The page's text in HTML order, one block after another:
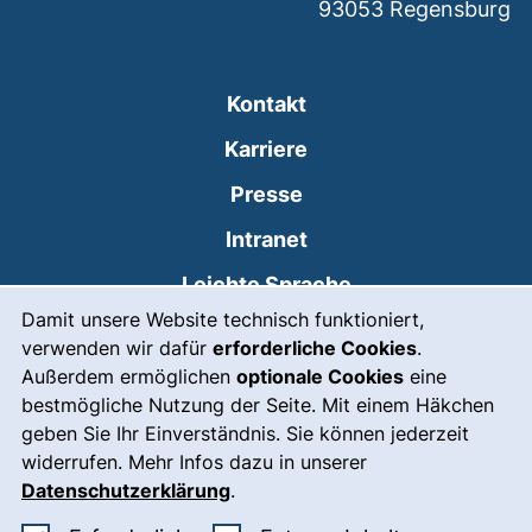
Damit unsere Website technisch funktioniert,
verwenden wir dafür erforderliche Cookies.
Außerdem ermöglichen optionale Cookies eine
bestmögliche Nutzung der Seite. Mit einem Häkchen
geben Sie Ihr Einverständnis. Sie können jederzeit
widerrufen. Mehr Infos dazu in unserer
Datenschutzerklärung.
Kontakt
Karriere
Presse
Intranet(externer Link, öffnet
Leichte Sprache
Gebärdensprache
Notfall(externer Link, öffnet
Impressum
Barrierefreiheit
Datenschutz
93053 Regensburg